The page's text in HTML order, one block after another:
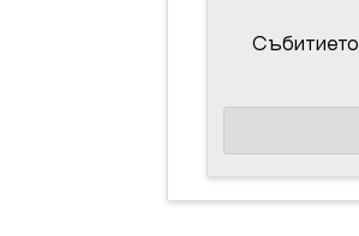
Събитието